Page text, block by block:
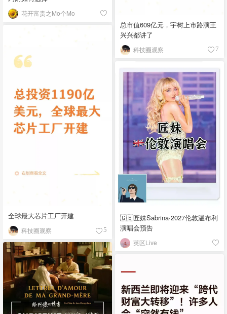
花开富贵之Mo个Mo
总市值609亿元，宇树上市路演王
兴兴都讲了
科技圈观察 7
全球最大芯片工厂开建
科技圈观察 5
🇬🇧匠妹Sabrina·2027伦敦温布利
演唱会预告
英区Live